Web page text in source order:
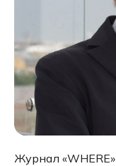
Журнал «WHERE»